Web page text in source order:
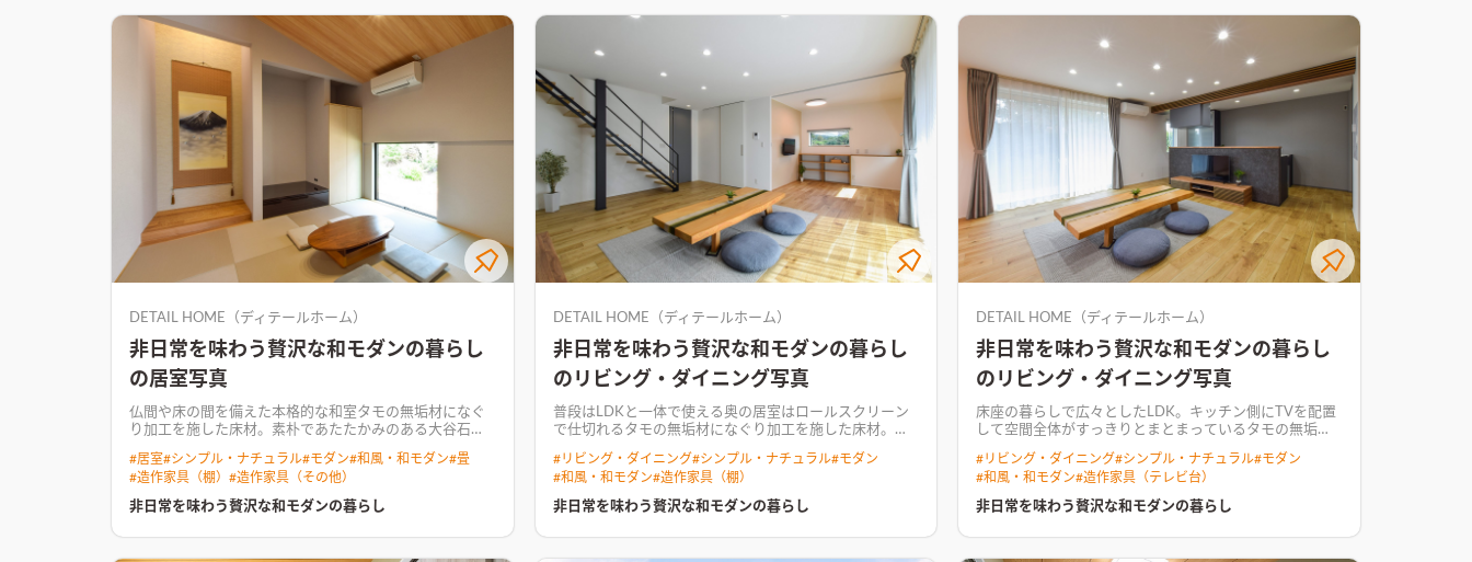
DETAIL HOME（ディテールホーム）
非日常を味わう贅沢な和モダンの暮らし
の居室写真
仏間や床の間を備えた本格的な和室タモの無垢材になぐ
り加工を施した床材。素朴であたたかみのある大谷石。
をアレンジ。 代々受継がれてきた庭を愉しみながら、雪
深い冬期にも安心な京町屋の佇まい。 素材の特性を活か
しつつ、伝統的な和のしつらえを組み合わせることで、
和モダンリゾートのような贅沢な空間での新しい暮らし
方が生まれる。キッチンの壁側にTVを配置し、無駄なく
#居室#シンプル・ナチュラル#モダン#和風・和モダン#畳
#造作家具（棚） #造作家具（その他）
非日常を味わう贅沢な和モダンの暮らし
DETAIL HOME（ディテールホーム）
非日常を味わう贅沢な和モダンの暮らし
のリビング・ダイニング写真
普段はLDKと一体で使える奥の居室はロールスクリーン
で仕切れる タモの無垢材になぐり加工を施した床材。素
暖簾。目隠しやベンチには格子をアレンジ。 代々受継が
れてきた庭を愉しみながら、雪深い冬期にも安心な京町
屋の佇まい。 素材の特性を活かしつつ、伝統的な和のし
つらえを組み合わせることで、和モダンリゾートのよう
な贅沢な空間での新しい暮らし方が生まれる。キッチン
#リビング・ダイニング#シンプル・ナチュラル#モダン
#和風・和モダン#造作家具（棚）
非日常を味わう贅沢な和モダンの暮らし
DETAIL HOME（ディテールホーム）
非日常を味わう贅沢な和モダンの暮らし
のリビング・ダイニング写真
床座の暮らしで広々としたLDK。キッチン側にTVを配置
して空間全体がすっきりとまとまっている タモの無垢材
谷石。 地元でつくられた和紙や暖簾。目隠しやベンチに
は格子をアレンジ。 代々受継がれてきた庭を愉しみなが
ら、雪深い冬期にも安心な京町屋の佇まい。 素材の特性
を活かしつつ、伝統的な和のしつらえを組み合わせるこ
とで、和モダンリゾートのような贅沢な空間での新しい
#リビング・ダイニング#シンプル・ナチュラル#モダン
#和風・和モダン#造作家具（テレビ台）
非日常を味わう贅沢な和モダンの暮らし